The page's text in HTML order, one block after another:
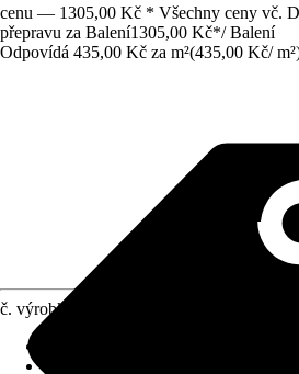
cenu — 1305,00 Kč * Všechny ceny vč.
přepravu za Balení1305,00 Kč*/ Balení
Odpovídá 435,00 Kč za m²(435,00 Kč/ m²
č. výrobku